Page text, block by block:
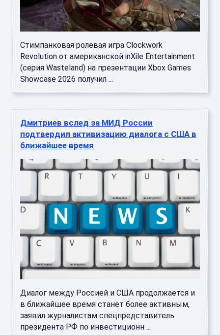
Стимпанковая ролевая игра Clockwork
Revolution от американской inXile Entertainment
(серия Wasteland) на презентации Xbox Games
Showcase 2026 получил ...
Дмитриев вслед за МИД России
подтвердил активизацию диалога с США в
ближайшее время
Диалог между Россией и США продолжается и
в ближайшее время станет более активным,
заявил журналистам спецпредставитель
президента РФ по инвестиционн ...